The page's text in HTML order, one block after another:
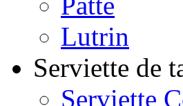
Lutrin
Serviette de
Serviette